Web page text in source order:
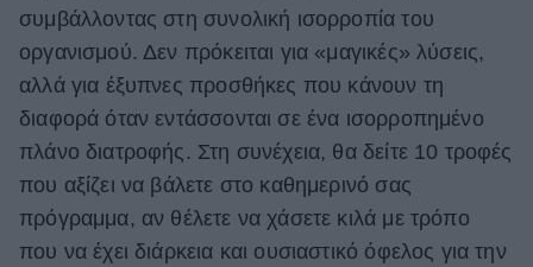
συμβάλλοντας στη συνολική ισορροπία του
οργανισμού. Δεν πρόκειται για «μαγικές» λύσεις,
αλλά για έξυπνες προσθήκες που κάνουν τη
διαφορά όταν εντάσσονται σε ένα ισορροπημένο
πλάνο διατροφής. Στη συνέχεια, θα δείτε 10 τροφές
που αξίζει να βάλετε στο καθημερινό σας
πρόγραμμα, αν θέλετε να χάσετε κιλά με τρόπο
που να έχει διάρκεια και ουσιαστικό όφελος για την